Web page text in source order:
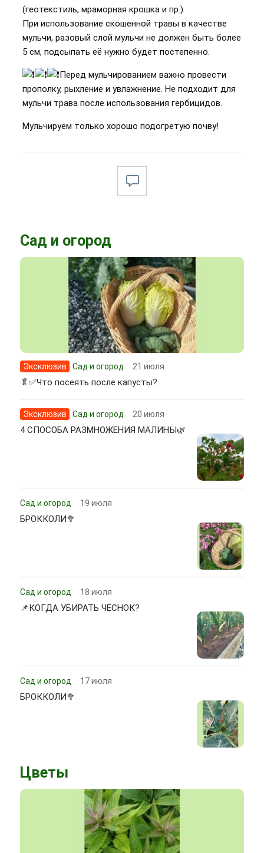
(геотекстиль, мраморная крошка и пр.)
При использование скошенной травы в качестве
мульчи, разовый слой мульчи не должен быть более
5 см, подсыпать её нужно будет постепенно.
Перед мульчированием важно провести
прополку, рыхление и увлажнение. Не подходит для
мульчи трава после использования гербицидов.
Мульчируем только хорошо подогретую почву!
Сад и огород
Эксклюзив Сад и огород 21 июля
🥬✅Что посеять после капусты?
Эксклюзив Сад и огород 20 июля
4 СПОСОБА РАЗМНОЖЕНИЯ МАЛИНЫ🌿
Сад и огород 19 июля
БРОККОЛИ🥦
Сад и огород 18 июля
📌КОГДА УБИРАТЬ ЧЕСНОК?
Сад и огород 17 июля
БРОККОЛИ🥦
Цветы